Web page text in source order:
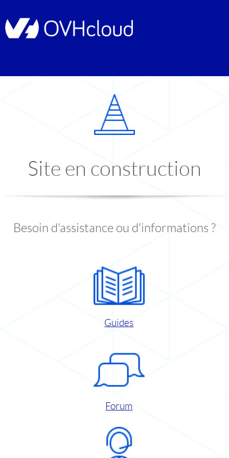
Site en construction
Besoin d'assistance ou d'informations ?
Guides
Forum